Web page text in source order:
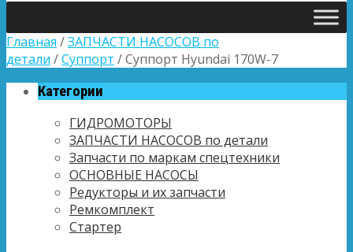
Главная /ЗАПЧАСТИ НАСОСОВ по
детали /Суппорт / Суппорт Hyundai 170W-7
Категории
ГИДРОМОТОРЫ
ЗАПЧАСТИ НАСОСОВ по детали
Запчасти по маркам спецтехники
ОСНОВНЫЕ НАСОСЫ
Редукторы и их запчасти
Ремкомплект
Стартер